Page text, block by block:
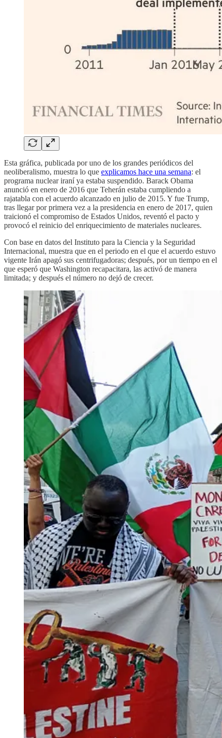
Esta gráfica, publicada por uno de los grandes periódicos del
neoliberalismo, muestra lo que explicamos hace una semana: el
programa nuclear iraní ya estaba suspendido. Barack Obama
anunció en enero de 2016 que Teherán estaba cumpliendo a
rajatabla con el acuerdo alcanzado en julio de 2015. Y fue Trump,
tras llegar por primera vez a la presidencia en enero de 2017, quien
traicionó el compromiso de Estados Unidos, reventó el pacto y
provocó el reinicio del enriquecimiento de materiales nucleares.
Con base en datos del Instituto para la Ciencia y la Seguridad
Internacional, muestra que en el periodo en el que el acuerdo estuvo
vigente Irán apagó sus centrifugadoras; después, por un tiempo en el
que esperó que Washington recapacitara, las activó de manera
limitada; y después el número no dejó de crecer.